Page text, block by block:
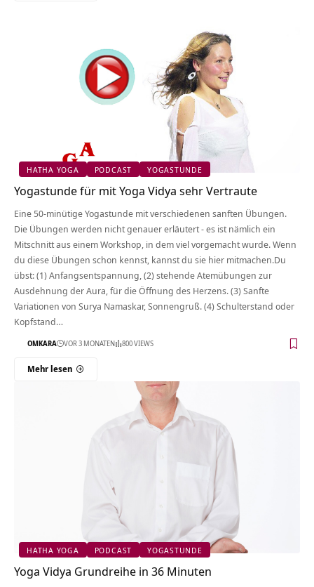
HATHA YOGA PODCAST YOGASTUNDE
Yogastunde für mit Yoga Vidya sehr Vertraute
Eine 50-minütige Yogastunde mit verschiedenen sanften Übungen.
Die Übungen werden nicht genauer erläutert - es ist nämlich ein
Mitschnitt aus einem Workshop, in dem viel vorgemacht wurde. Wenn
du diese Übungen schon kennst, kannst du sie hier mitmachen.Du
übst: (1) Anfangsentspannung, (2) stehende Atemübungen zur
Ausdehnung der Aura, für die Öffnung des Herzens. (3) Sanfte
Variationen von Surya Namaskar, Sonnengruß. (4) Schulterstand oder
Kopfstand…
OMKARA VOR 3 MONATEN 800 VIEWS
Mehr lesen
HATHA YOGA PODCAST YOGASTUNDE
Yoga Vidya Grundreihe in 36 Minuten